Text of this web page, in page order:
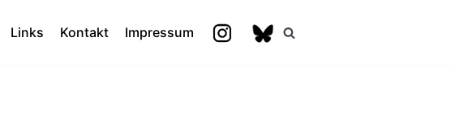
Links Kontakt Impressum